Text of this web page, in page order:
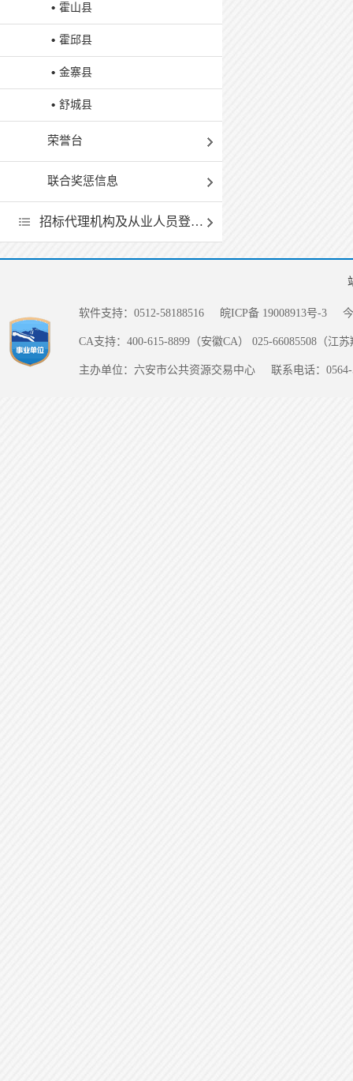
霍山县
霍邱县
金寨县
舒城县
荣誉台
联合奖惩信息
招标代理机构及从业人员登记和履职情况一览表
软件支持：0512-58188516 皖ICP备 19008913号-3
CA支持：400-615-8899（安徽CA） 025-66085508（江
主办单位：六安市公共资源交易中心 联系电话：0564-